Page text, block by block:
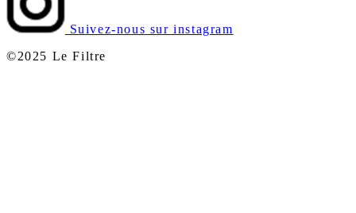
Suivez-nous sur instagram
©2025 Le Filtre